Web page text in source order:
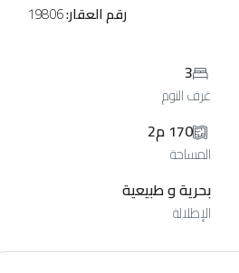
رقم العقار:
3
غرف النوم
170 م2
المساحة
بحرية و طبيعية
الإطلالة